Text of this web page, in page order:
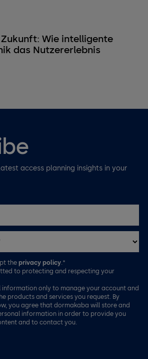
Wie intelligente
das Nutzererlebnis
access planning insights in your
theprivacy policy.*
to protecting and respecting your
information only to manage your account and
products and services you request. By
you agree that dormakaba will store and
information in order to provide you
and to contact you.